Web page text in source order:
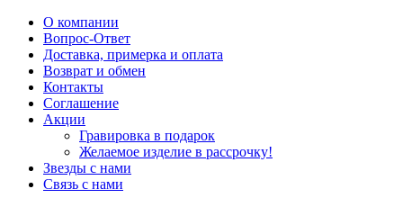
О компании
Вопрос-Ответ
Доставка, примерка и оплата
Возврат и обмен
Контакты
Соглашение
Акции
Гравировка в подарок
Желаемое изделие в рассрочку!
Звезды с нами
Связь с нами